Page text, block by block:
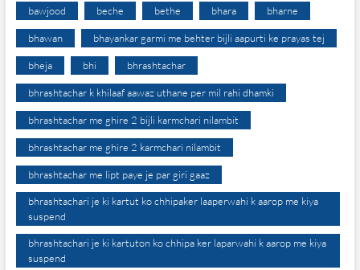
bawjood beche bethe bhara bharne
bhawan bhayankar garmi me behter bijli aapurti ke prayas tej
bheja bhi bhrashtachar
bhrashtachar k khilaaf aawaz uthane per mil rahi dhamki
bhrashtachar me ghire 2 bijli karmchari nilambit
bhrashtachar me ghire 2 karmchari nilambit
bhrashtachar me lipt paye je par giri gaaz
bhrashtachari je ki kartut ko chhipaker laaperwahi k aarop me kiya
suspend
bhrashtachari je ki kartuton ko chhipa ker laparwahi k aarop me kiya
suspend